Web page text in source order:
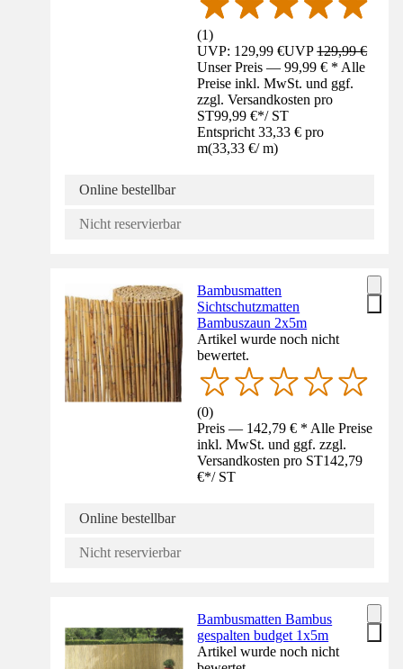
(1)
UVP: 129,99 €UVP129,99 €
Unser Preis — 99,99 € * Alle
Preise inkl. MwSt. und ggf.
zzgl. Versandkosten pro
ST99,99 €*/ ST
Entspricht 33,33 € pro
m(33,33 €/ m)
Online bestellbar
Nicht reservierbar
Bambusmatten
Sichtschutzmatten
Bambuszaun 2x5m
Artikel wurde noch nicht
bewertet.
(0)
Preis — 142,79 € * Alle Preise
inkl. MwSt. und ggf. zzgl.
Versandkosten pro ST142,79
€*/ ST
Online bestellbar
Nicht reservierbar
Bambusmatten Bambus
gespalten budget 1x5m
Artikel wurde noch nicht